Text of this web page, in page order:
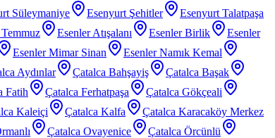
Süleymaniye Esenyurt Şehitler
Esenyurt Talatpaşa
Esenler Atışalanı Esenler Birlik
Esenler
Esenler Mimar Sinan
Esenler Namık Kemal
Aydınlar Çatalca Bahşayiş
Çatalca Başak
Fatih Çatalca Ferhatpaşa
Çatalca Gökçeali
Kaleiçi Çatalca Kalfa
Çatalca Karacaköy Merkez
Çatalca Ovayenice
Çatalca Örcünlü